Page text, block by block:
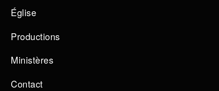
Église
Productions
Ministères
Contact